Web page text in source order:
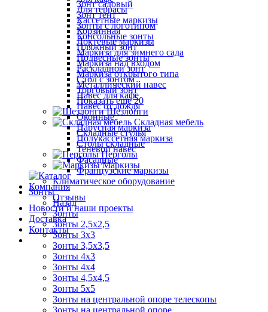
Зонт садовый
Зонт тент
Зонты с логотипом
Консольные зонты
Пляжный зонт
Подвесные зонты
Раскладной зонт
Стол с зонтом
Торговый зонт
Показать ещё 20
Шезлонги
Складная мебель
Складные стулья
Столы складные
Перголы
Маркизы
Компания
Отзывы
Новости и наши проекты
Доставка
Контакты
Для террасы
Кассетные маркизы
Корзинная
Локтевые маркизы
Маркиза для зимнего сада
Маркиза над входом
Маркиза открытого типа
Металлический навес
Навес для кафе
Навес от дождя
Оконные
Парусная маркиза
Полукассетная маркиза
Теневой навес
Фасадные
Французские маркизы
Климатическое оборудование
Зонты
Назад
Зонты
Зонты 2,5х2,5
Зонты 3х3
Зонты 3,5х3,5
Зонты 4х3
Зонты 4х4
Зонты 4,5х4,5
Зонты 5х5
Зонты на центральной опоре телескопы
Зонты на центральной опоре